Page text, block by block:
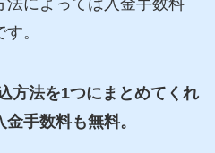
。
方法を1つにまとめてくれ
手数料も無料。